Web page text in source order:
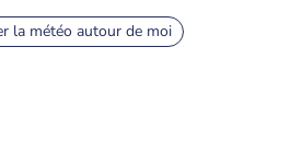
la météo autour de moi